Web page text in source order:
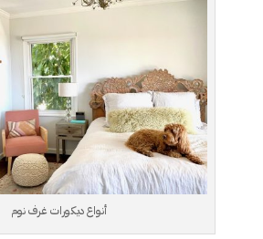
أنواع ديكورات غرف نوم